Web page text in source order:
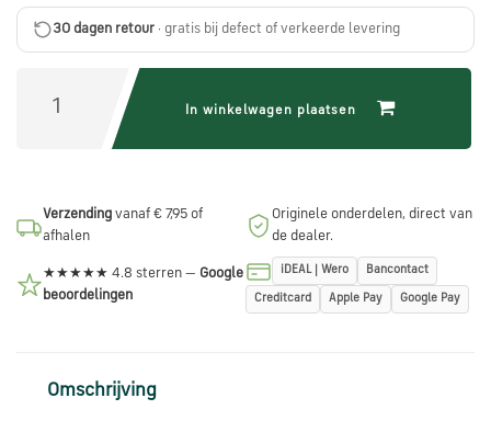
we
je
via
WhatsApp
30 dagen retour · gratis bij defect of verkeerde levering
In winkelwagen plaatsen
Verzending vanaf € 7,95 of
afhalen
Originele onderdelen, direct van
de dealer.
★★★★★ 4.8 sterren — Google
beoordelingen
iDEAL | Wero Bancontact
Creditcard Apple Pay Google Pay
Omschrijving